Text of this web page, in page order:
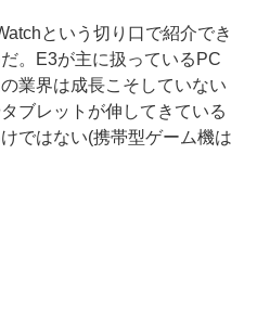
という切り口で紹介でき
。E3が主に扱っているPC
業界は成長こそしていない
ブレットが伸してきている
ではない(携帯型ゲーム機は